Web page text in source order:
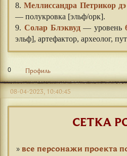
8.Меллиссандра Петрикор
— полукровка [эльф/орк].
9. Солар Блэквуд— уровень
эльф], артефактор, археолог,
0 Профиль
08-04-2023, 10:40:45
СЕТКА
»все персонажи проекта